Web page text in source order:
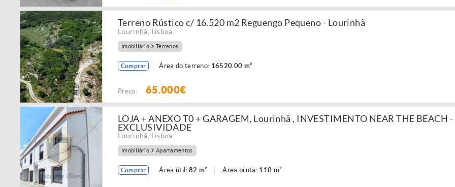
Terreno Rústico c/ 16.520 m2 Reguengo Pequeno - Lourinhã
Lourinhã Lisboa
Imobiliário Terrenos
Comprar Área do terreno: 16520.00 m²
Preço: 65.000€
LOJA + ANEXO T0 + GARAGEM, Lourinhã , INVESTIMENTO NEAR THE BEACH -
EXCLUSIVIDADE
Lourinhã Lisboa
Imobiliário Apartamentos
Comprar Área útil: 82 m² Área bruta: 110 m²